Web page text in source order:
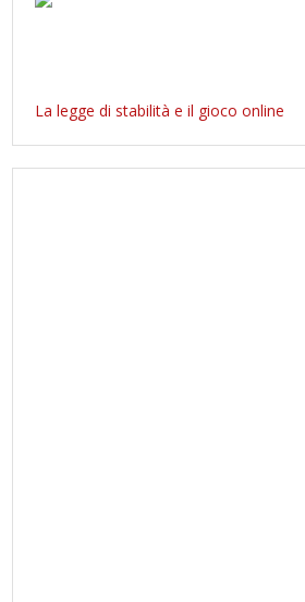
La legge di stabilità e il gioco online